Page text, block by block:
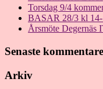
Torsdag 9/4
BASAR 28/3 kl 14-
Årsmöte Degernäs
Senaste
Arkiv